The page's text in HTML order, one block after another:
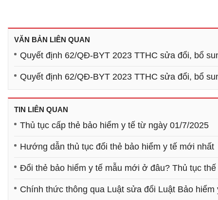
VĂN BẢN LIÊN QUAN
Quyết định 62/QĐ-BYT 2023 TTHC sửa đổi, bổ
Quyết định 62/QĐ-BYT 2023 TTHC sửa đổi, bổ
TIN LIÊN QUAN
Thủ tục cấp thẻ bảo hiểm y tế từ ngày 01/7/2025
Hướng dẫn thủ tục đổi thẻ bảo hiểm y tế mới nhất
Đổi thẻ bảo hiểm y tế mẫu mới ở đâu? Thủ tục thế
Chính thức thông qua Luật sửa đổi Luật Bảo hiểm